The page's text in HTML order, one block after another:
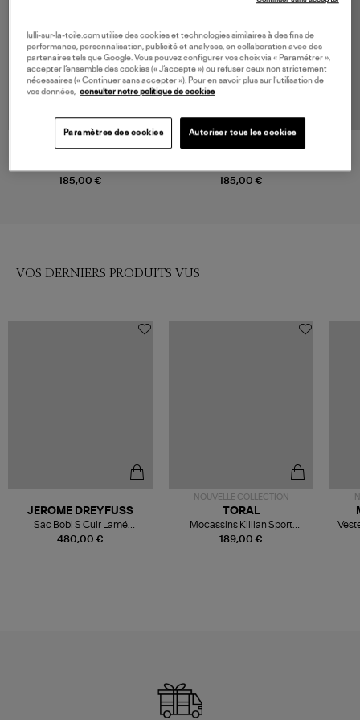
185,00 € 185,00 €
VOS DERNIERS PRODUITS VUS
480,00 €
JEROME DREYFUSS
Sac Bobi S Cuir Lamé
Champagne
NOUVELLE COLLECTION
189,00 €
TORAL
Mocassins Killian Sport
Mousse
lulli-sur-la-toile.com utilise des cookies et technologies similaires à des fins de
performance, personnalisation, publicité et analyses, en collaboration avec des
partenaires tels que Google. Vous pouvez configurer vos choix via « Paramétrer »,
accepter l’ensemble des cookies (« J’accepte ») ou refuser ceux non strictement
nécessaires (« Continuer sans accepter »). Pour en savoir plus sur l’utilisation de
vos données,
consulter notre politique de cookies
Paramètres des cookies Autoriser tous les cookies